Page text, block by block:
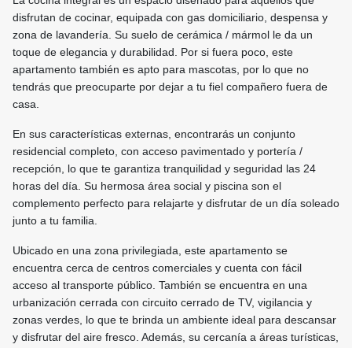
disfrutan de cocinar, equipada con gas domiciliario, despensa y
zona de lavandería. Su suelo de cerámica / mármol le da un
toque de elegancia y durabilidad. Por si fuera poco, este
apartamento también es apto para mascotas, por lo que no
tendrás que preocuparte por dejar a tu fiel compañero fuera de
casa.
En sus características externas, encontrarás un conjunto
residencial completo, con acceso pavimentado y portería /
recepción, lo que te garantiza tranquilidad y seguridad las 24
horas del día. Su hermosa área social y piscina son el
complemento perfecto para relajarte y disfrutar de un día soleado
junto a tu familia.
Ubicado en una zona privilegiada, este apartamento se
encuentra cerca de centros comerciales y cuenta con fácil
acceso al transporte público. También se encuentra en una
urbanización cerrada con circuito cerrado de TV, vigilancia y
zonas verdes, lo que te brinda un ambiente ideal para descansar
y disfrutar del aire fresco. Además, su cercanía a áreas turísticas,